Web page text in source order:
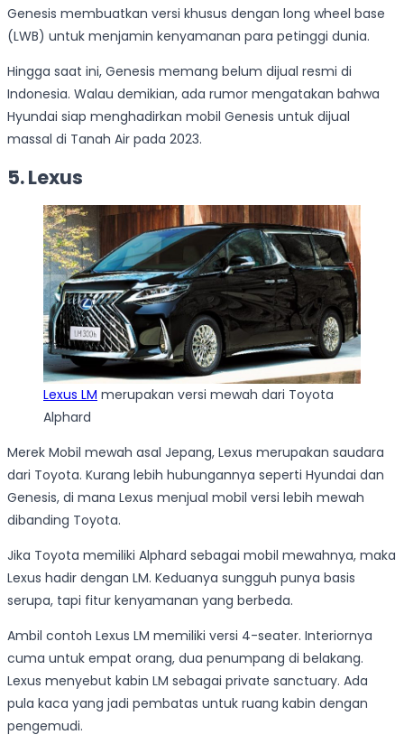
Genesis membuatkan versi khusus dengan long wheel base
(LWB) untuk menjamin kenyamanan para petinggi dunia.
Hingga saat ini, Genesis memang belum dijual resmi di
Indonesia. Walau demikian, ada rumor mengatakan bahwa
Hyundai siap menghadirkan mobil Genesis untuk dijual
massal di Tanah Air pada 2023.
5. Lexus
Lexus LM merupakan versi mewah dari Toyota
Alphard
Merek Mobil mewah asal Jepang, Lexus merupakan saudara
dari Toyota. Kurang lebih hubungannya seperti Hyundai dan
Genesis, di mana Lexus menjual mobil versi lebih mewah
dibanding Toyota.
Jika Toyota memiliki Alphard sebagai mobil mewahnya, maka
Lexus hadir dengan LM. Keduanya sungguh punya basis
serupa, tapi fitur kenyamanan yang berbeda.
Ambil contoh Lexus LM memiliki versi 4-seater. Interiornya
cuma untuk empat orang, dua penumpang di belakang.
Lexus menyebut kabin LM sebagai private sanctuary. Ada
pula kaca yang jadi pembatas untuk ruang kabin dengan
pengemudi.